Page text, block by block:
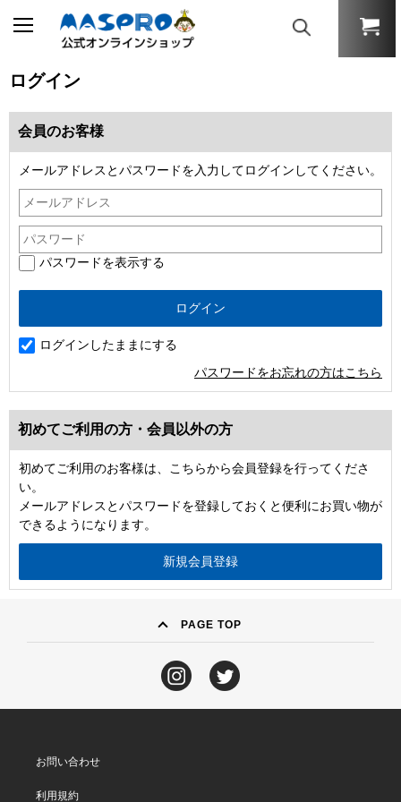
ログイン
会員のお客様
メールアドレスとパスワードを入力してログインしてください。
パスワードを表示する
ログインしたままにする
パスワードをお忘れの方はこちら
初めてご利用の方・会員以外の方
初めてご利用のお客様は、こちらから会員登録を行ってくださ
い。
メールアドレスとパスワードを登録しておくと便利にお買い物が
できるようになります。
PAGE TOP
お問い合わせ
利用規約